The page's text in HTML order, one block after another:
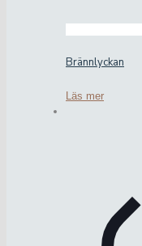
Brännlyckan
Läs mer